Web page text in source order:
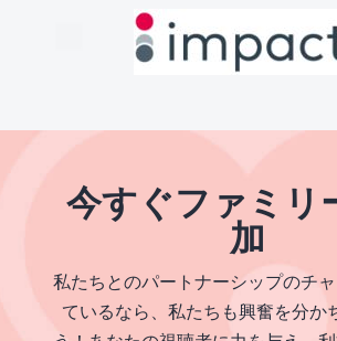
今すぐファミリ
加
私たちとのパートナーシップのチ
ているなら、私たちも興奮を分か